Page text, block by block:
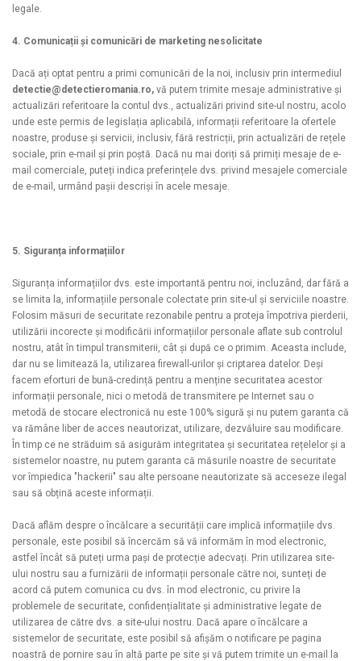
legale.
4. Comunicații și comunicări de marketing nesolicitate
Dacă ați optat pentru a primi comunicări de la noi, inclusiv prin intermediul
detectie@detectieromania.ro, vă putem trimite mesaje administrative și
actualizări referitoare la contul dvs., actualizări privind site-ul nostru, acolo
unde este permis de legislația aplicabilă, informații referitoare la ofertele
noastre, produse și servicii, inclusiv, fără restricții, prin actualizări de rețele
sociale, prin e-mail și prin poștă. Dacă nu mai doriți să primiți mesaje de e-
mail comerciale, puteți indica preferințele dvs. privind mesajele comerciale
de e-mail, urmând pașii descriși în acele mesaje.
5. Siguranța informațiilor
Siguranța informațiilor dvs. este importantă pentru noi, incluzând, dar fără a
se limita la, informațiile personale colectate prin site-ul și serviciile noastre.
Folosim măsuri de securitate rezonabile pentru a proteja împotriva pierderii,
utilizării incorecte și modificării informațiilor personale aflate sub controlul
nostru, atât în ​​timpul transmiterii, cât și după ce o primim. Aceasta include,
dar nu se limitează la, utilizarea firewall-urilor și criptarea datelor. Deși
facem eforturi de bună-credință pentru a menține securitatea acestor
informații personale, nici o metodă de transmitere pe Internet sau o
metodă de stocare electronică nu este 100% sigură și nu putem garanta că
va rămâne liber de acces neautorizat, utilizare, dezvăluire sau modificare.
În timp ce ne străduim să asigurăm integritatea și securitatea rețelelor și a
sistemelor noastre, nu putem garanta că măsurile noastre de securitate
vor împiedica "hackerii" sau alte persoane neautorizate să acceseze ilegal
sau să obțină aceste informații.
Dacă aflăm despre o încălcare a securității care implică informațiile dvs.
personale, este posibil să încercăm să vă informăm în mod electronic,
astfel încât să puteți urma pași de protecție adecvați. Prin utilizarea site-
ului nostru sau a furnizării de informații personale către noi, sunteți de
acord că putem comunica cu dvs. în mod electronic, cu privire la
problemele de securitate, confidențialitate și administrative legate de
utilizarea de către dvs. a site-ului nostru. Dacă apare o încălcare a
sistemelor de securitate, este posibil să afișăm o notificare pe pagina
noastră de pornire sau în altă parte pe site și vă putem trimite un e-mail la